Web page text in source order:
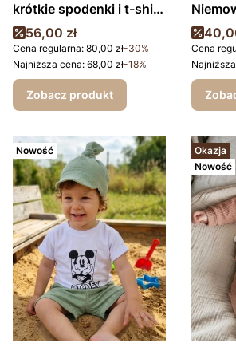
krótkie spodenki i t-shirt
autobusy
Cena promocyjna
56,00 zł
Cena regularna: 80,00 zł-30%
Najniższa cena: 68,00 zł-18%
Zobacz produkt
Body z
Cena
Nowość
Okazja
Nowość